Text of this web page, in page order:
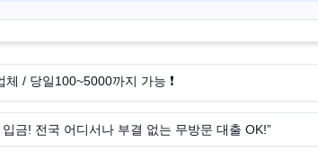
체 / 당일100~5000까지 가능 ❗
금! 전국 어디서나 부결 없는 무방문 대출 OK!”